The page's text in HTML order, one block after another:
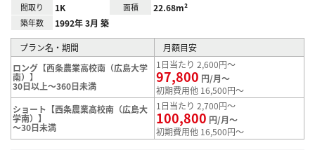
間取り 1K 面積 22.68m²
築年数 1992年 3月 築
プラン名・期間
月額目安
ロング【西条農業高校南（広島大学
南）】
30日以上～360日未満
1日当たり 2,600円～
97,800 円/月～
初期費用他 16,500円～
ショート【西条農業高校南（広島大
学南）】
～30日未満
1日当たり 2,700円～
100,800 円/月～
初期費用他 16,500円～